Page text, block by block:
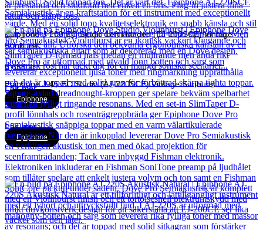
Epiphone J-200 EC Studio Left Handed (EJ-200SCE) Vintage
Sunburst
6 658kr
Läs mer
Epiphone
Epiphone J-45 EC Studio (AJ-220SCE) Vintage Sunburst
5 200kr
Läs mer
Epiphone